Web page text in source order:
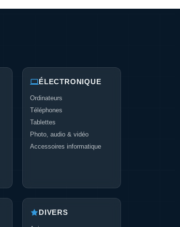
ÉLECTRONIQUE
Ordinateurs
Téléphones
Tablettes
Photo, audio & vidéo
Accessoires informatique
DIVERS